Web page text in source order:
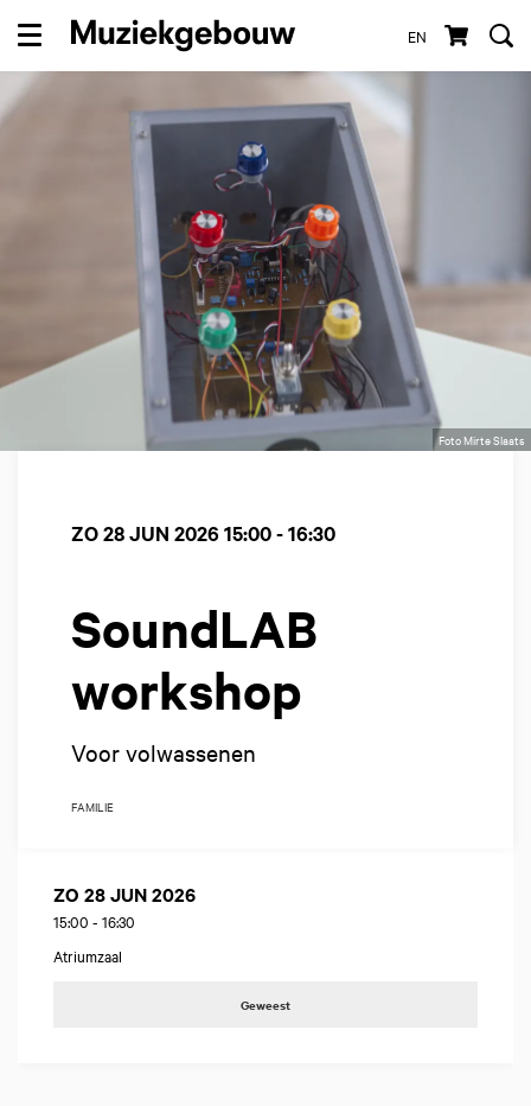
EN
Menu
Foto Mirte Slaats
SoundLAB
workshop
Voor volwassenen
ZO 28 JUN 2026 15:00 - 16:30
FAMILIE
ZO 28 JUN 2026
15:00 - 16:30
Atriumzaal
Geweest